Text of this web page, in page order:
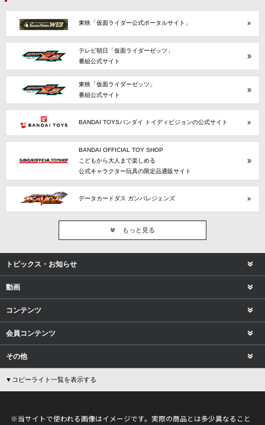
東映「仮面ライダー公式ポータルサイト」
テレビ朝日「仮面ライダーゼッツ」
番組公式サイト
東映「仮面ライダーゼッツ」
番組公式サイト
BANDAI TOYSバンダイ トイディビジョンの公式サイト
BANDAI OFFICIAL TOY SHOP
こどもから大人まで楽しめる
公式キャラクター玩具の限定品通販サイト
データカードダス ガンバレジェンズ
もっと見る
トピックス・お知らせ
動画
コンテンツ
会員コンテンツ
その他
▼コピーライト一覧を表示する
※当サイトで使われる画像はイメージです。実際の商品とは多少異なること